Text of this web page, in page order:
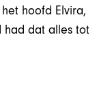
hoofd Elvira,
had dat alles tot